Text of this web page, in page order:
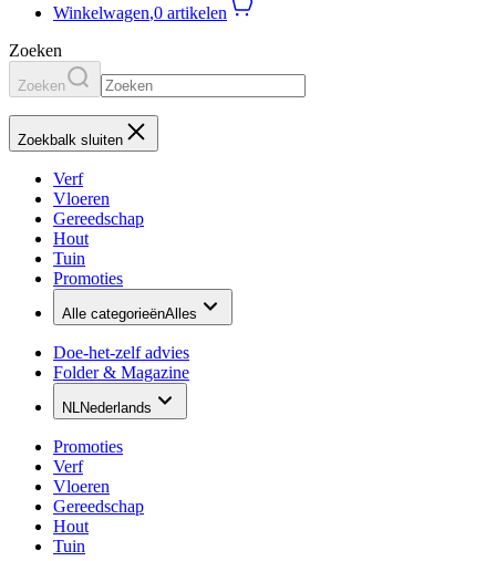
Winkelwagen,0 artikelen
Zoeken
Zoeken
Zoekbalk sluiten
Verf
Vloeren
Gereedschap
Hout
Tuin
Promoties
Alle categorieënAlles
Doe-het-zelf advies
Folder & Magazine
NLNederlands
Promoties
Verf
Vloeren
Gereedschap
Hout
Tuin